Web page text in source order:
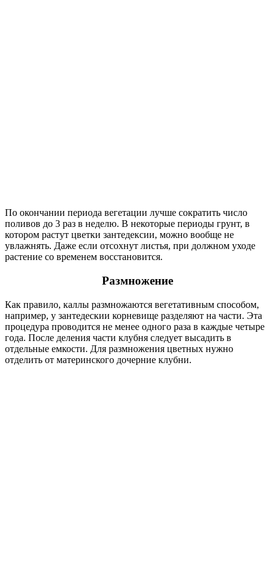
По окончании периода вегетации лучше сократить число
поливов до 3 раз в неделю. В некоторые периоды грунт, в
котором растут цветки зантедексии, можно вообще не
увлажнять. Даже если отсохнут листья, при должном уходе
растение со временем восстановится.
Размножение
Как правило, каллы размножаются вегетативным способом,
например, у зантедескии корневище разделяют на части. Эта
процедура проводится не менее одного раза в каждые четыре
года. После деления части клубня следует высадить в
отдельные емкости. Для размножения цветных нужно
отделить от материнского дочерние клубни.